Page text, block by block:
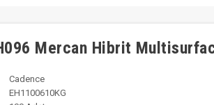
Mercan Hibrit
Cadence
EH1100610KG